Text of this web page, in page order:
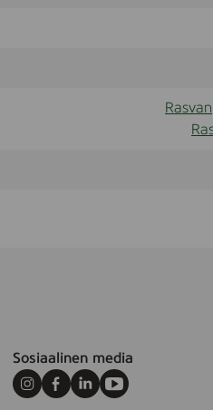
Sosiaalinen media
Instagram
Facebook
LinkedInYoutube